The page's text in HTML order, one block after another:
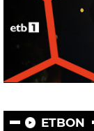
ETBON